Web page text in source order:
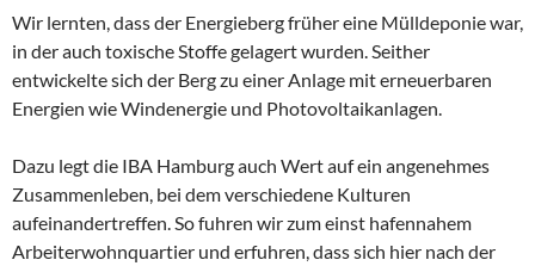
Wir lernten, dass der Energieberg früher eine Mülldeponie war,
in der auch toxische Stoffe gelagert wurden. Seither
entwickelte sich der Berg zu einer Anlage mit erneuerbaren
Energien wie Windenergie und Photovoltaikanlagen.
Dazu legt die IBA Hamburg auch Wert auf ein angenehmes
Zusammenleben, bei dem verschiedene Kulturen
aufeinandertreffen. So fuhren wir zum einst hafennahem
Arbeiterwohnquartier und erfuhren, dass sich hier nach der